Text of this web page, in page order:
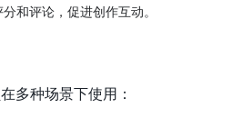
和评论，促进创作互动。
多种场景下使用：